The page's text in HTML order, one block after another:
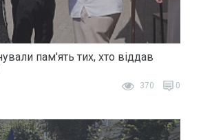
пам'ять тих, хто віддав
370 0